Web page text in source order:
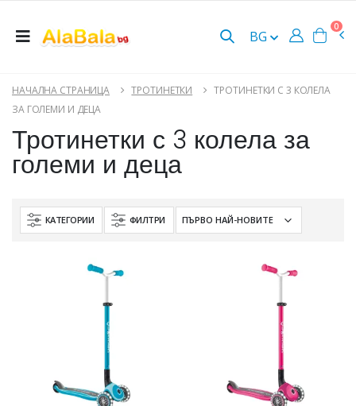
BG
0
НАЧАЛНА СТРАНИЦА ТРОТИНЕТКИ
ТРОТИНЕТКИ С 3 КОЛЕЛА
ЗА ГОЛЕМИ И ДЕЦА
Тротинетки с 3 колела за
големи и деца
КАТЕГОРИИ ФИЛТРИ